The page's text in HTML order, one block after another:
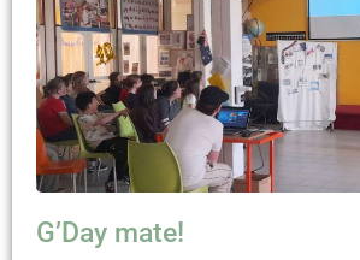
G’Day mate!